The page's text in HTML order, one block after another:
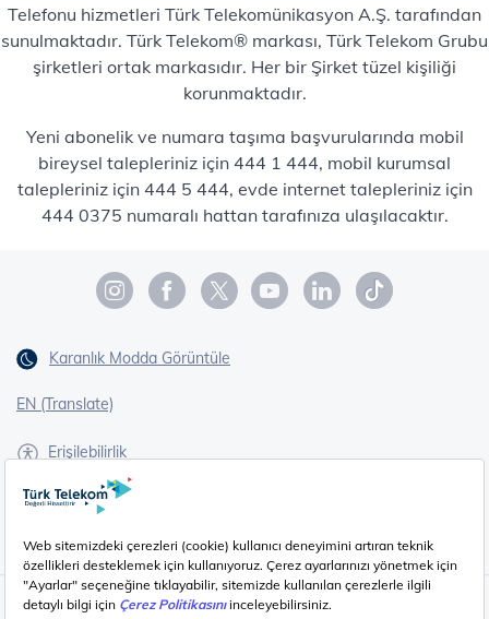
Telefonu hizmetleri Türk Telekomünikasyon A.Ş. tarafından
sunulmaktadır. Türk Telekom® markası, Türk Telekom Grubu
şirketleri ortak markasıdır. Her bir Şirket tüzel kişiliği
korunmaktadır.
Yeni abonelik ve numara taşıma başvurularında mobil
bireysel talepleriniz için 444 1 444, mobil kurumsal
talepleriniz için 444 5 444, evde internet talepleriniz için
444 0375 numaralı hattan tarafınıza ulaşılacaktır.
Karanlık Modda Görüntüle
EN (Translate)
Erişilebilirlik
İşaret Dili Çevirisi